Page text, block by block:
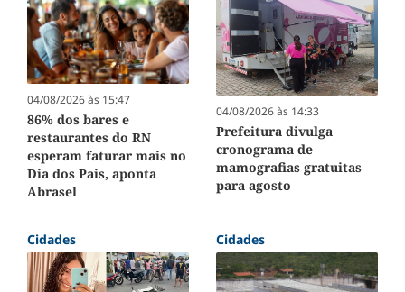
04/08/2026 às 15:47
86% dos bares e
restaurantes do RN
esperam faturar mais no
Dia dos Pais, aponta
Abrasel
04/08/2026 às 14:33
Prefeitura divulga
cronograma de
mamografias gratuitas
para agosto
Cidades Cidades